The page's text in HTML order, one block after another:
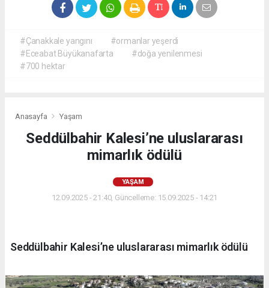
#Çanakkale yangını
#ormanlar yeşerdi
#Eceabat Büyükanafarta
#doğa yenilenmesi
#700 hektar
Anasayfa Yaşam
Seddülbahir Kalesi’ne uluslararası
mimarlık ödülü
YAŞAM
12.09.2025 - 21:40, Güncelleme: 15.09.2025 - 14:21
Seddülbahir Kalesi’ne uluslararası mimarlık ödülü